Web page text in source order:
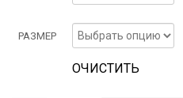
РАЗМЕР
ОЧИСТИТЬ